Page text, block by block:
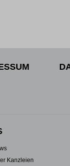
Kanzleien